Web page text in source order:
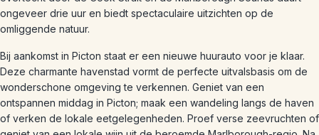
ongeveer drie uur en biedt spectaculaire uitzichten op de
omliggende natuur.
Bij aankomst in Picton staat er een nieuwe huurauto voor je klaar.
Deze charmante havenstad vormt de perfecte uitvalsbasis om de
wonderschone omgeving te verkennen. Geniet van een
ontspannen middag in Picton; maak een wandeling langs de haven
of verken de lokale eetgelegenheden. Proef verse zeevruchten of